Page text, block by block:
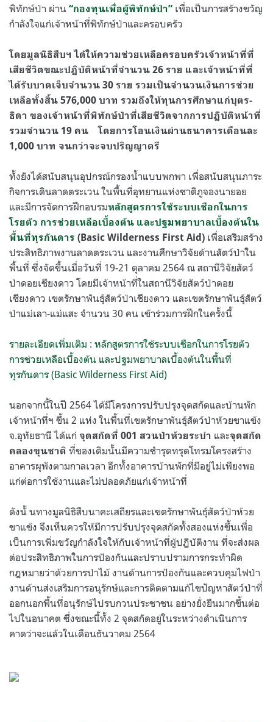
พิทักษ์ป่า ผ่าน “กองทุนเพื่อผู้พิทักษ์ป่า” เพื่อเป็นการสร้างขวัญ
กำลังใจแก่เจ้าหน้าที่พิทักษ์ป่าและครอบครัว
โดยมูลนิธิสืบฯ ได้ให้ความช่วยเหลือครอบครัวเจ้าหน้าที่ที่
เสียชีวิตขณะปฏิบัติหน้าที่จำนวน 26 ราย และเจ้าหน้าที่ที่
ได้รับบาดเจ็บจำนวน 30 ราย รวมเป็นจำนวนเงินการช่วย
เหลือทั้งสิ้น 576,000 บาท รวมถึงให้ทุนการศึกษาแก่บุตร-
ธิดา ของเจ้าหน้าที่พิทักษ์ป่าที่เสียชีวิตจากการปฏิบัติหน้าที่
รวมจำนวน 19 คน
โดยการโอนเงินผ่านธนาคารเดือนละ
1,000 บาท จนกว่าจะจบปริญญาตรี
ทั้งยังได้สนับสนุนอุปกรณ์กรองน้ำแบบพกพา เพื่อสนับสนุนภาระ
กิจการเดินลาดตระเวน ในพื้นที่อุทยานแห่งชาติภูจองนายอย
และมีการจัดการฝึกอบรมหลักสูตรการใช้ระบบเชือกในการ
โรยตัว การช่วยเหลือเบื้องต้น และปฐมพยาบาลเบื้องต้นใน
พื้นที่ทุรกันดาร (Basic Wilderness First Aid) เพื่อเสริมสร้าง
ประสิทธิภาพงานลาดตระเวน และงานศึกษาวิจัยด้านสัตว์ป่าใน
พื้นที่ ซึ่งจัดขึ้นเมื่อวันที่ 19-21 ตุลาคม 2564 ณ สถานีวิจัยสัตว์
ป่าดอยเชียงดาว โดยมีเจ้าหน้าที่ในสถานีวิจัยสัตว์ป่าดอย
เชียงดาว เขตรักษาพันธุ์สัตว์ป่าเชียงดาว และเขตรักษาพันธุ์สัตว์
ป่าแม่เลา-แม่แสะ จำนวน 30 คน เข้าร่วมการฝึกในครั้งนี้
รายละเอียดเพิ่มเติม : หลักสูตรการใช้ระบบเชือกในการโรยตัว
การช่วยเหลือเบื้องต้น และปฐมพยาบาลเบื้องต้นในพื้นที่
ทุรกันดาร (Basic Wilderness First Aid)
นอกจากนี้ในปี 2564 ได้มีโครงการปรับปรุงจุดสกัดและบ้านพัก
เจ้าหน้าที่ฯ ขึ้น 2 แห่ง ในพื้นที่เขตรักษาพันธุ์สัตว์ป่าห้วยขาแข้ง
จ.อุทัยธานี ได้แก่ จุดสกัดที่ 001 สวนป่าห้วยระบำ และจุดสกัด
คลองขุนชาติ ที่ของเดิมนั้นมีความชำรุดทรุดโทรมโครงสร้าง
อาคารผุพังตามกาลเวลา อีกทั้งอาคารบ้านพักที่มีอยู่ไม่เพียงพอ
แก่ต่อการใช้งานและไม่ปลอดภัยแก่เจ้าหน้าที่
ดังนั้ นทางมูลนิธิสืบนาคะเสถียรและเขตรักษาพันธุ์สัตว์ป่าห้วย
ขาแข้ง จึงเห็นควรให้มีการปรับปรุงจุดสกัดทั้งสองแห่งขึ้นเพื่อ
เป็นการเพิ่มขวัญกำลังใจให้กับเจ้าหน้าที่ผู้ปฏิบัติงาน ที่จะส่งผล
ต่อประสิทธิภาพในการป้องกันและปราบปรามการกระทำผิด
กฎหมายว่าด้วยการป่าไม้ งานด้านการป้องกันและควบคุมไฟป่า
งานด้านส่งเสริมการอนุรักษ์และการติดตามแก้ไขปัญหาสัตว์ป่าที่
ออกนอกพื้นที่อนุรักษ์ไปรบกวนประชาชน อย่างยั่งยืนมากขึ้นต่อ
ไปในอนาคต ซึ่งขณะนี้ทั้ง 2 จุดสกัดอยู่ในระหว่างดำเนินการ
คาดว่าจะแล้วในเดือนธันวาคม 2564